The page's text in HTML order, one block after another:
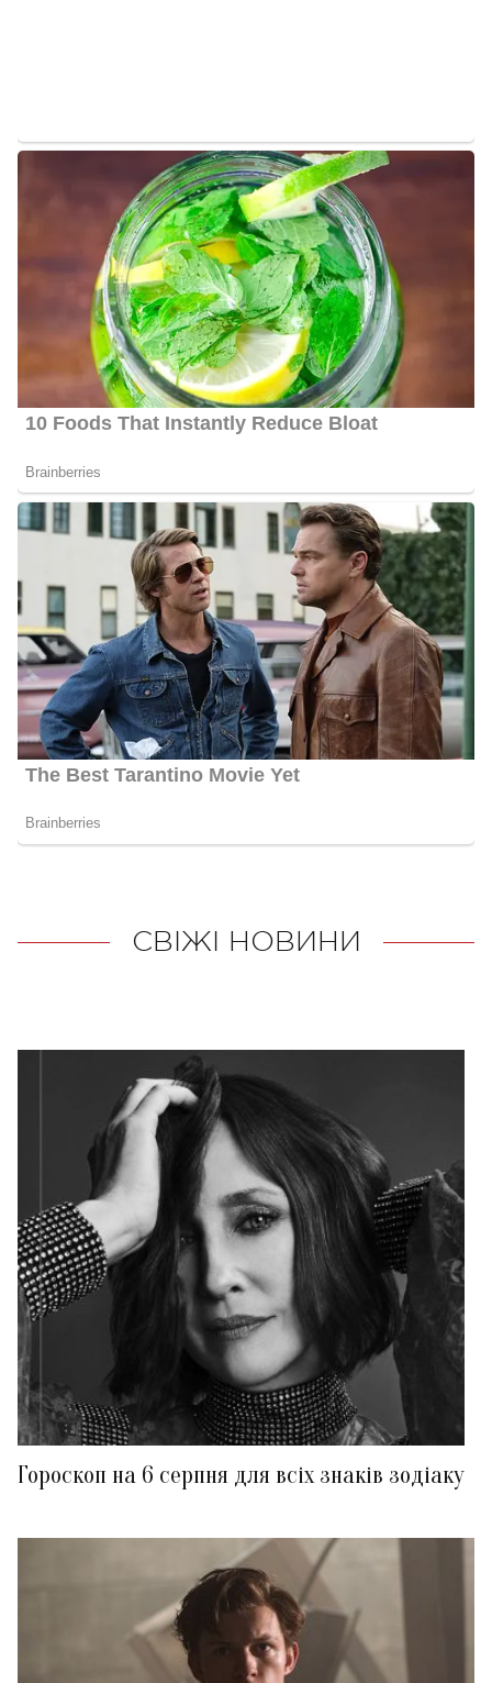
СВІЖІ НОВИНИ
Гороскоп на 6 серпня для всіх знаків зодіаку